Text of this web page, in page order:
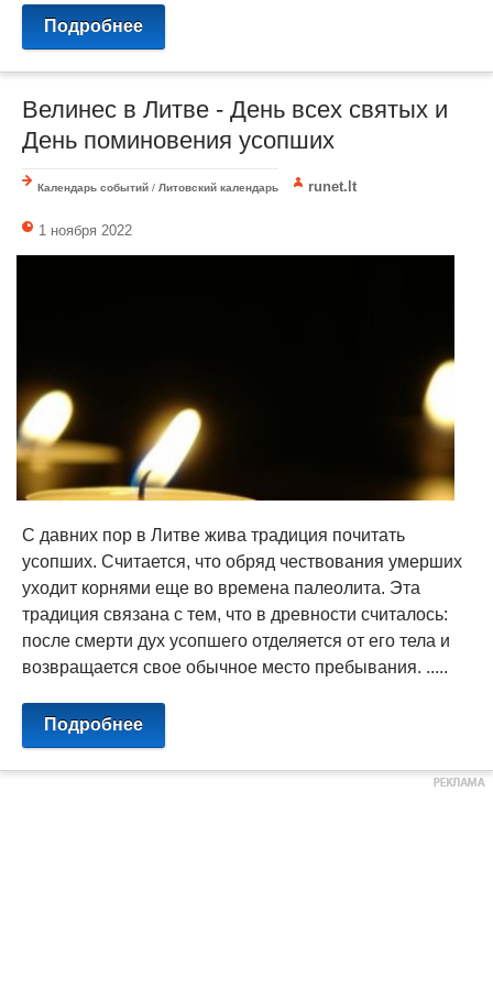
Подробнее
Велинес в Литве - День всех святых и
День поминовения усопших
Календарь событий / Литовский календарь runet.lt
1 ноября 2022
С давних пор в Литве жива традиция почитать
усопших. Считается, что обряд чествования умерших
уходит корнями еще во времена палеолита. Эта
традиция связана с тем, что в древности считалось:
после смерти дух усопшего отделяется от его тела и
возвращается свое обычное место пребывания. .....
Подробнее